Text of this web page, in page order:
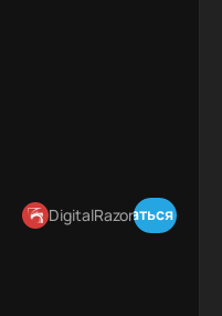
DigitalRazor
Подписаться в